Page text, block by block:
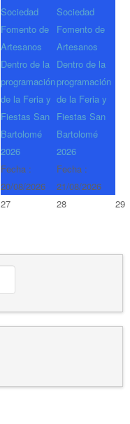
Sociedad
Fomento de
Artesanos
Dentro de la
programación
de la Feria y
Fiestas San
Bartolomé
2026
Fecha :
20/08/2026
Sociedad
Fomento de
Artesanos
Dentro de la
programación
de la Feria y
Fiestas San
Bartolomé
2026
Fecha :
21/08/2026
27 28
29